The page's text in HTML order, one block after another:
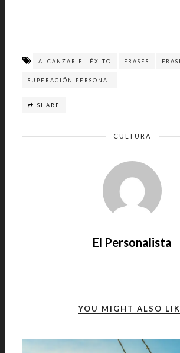
ALCANZAR EL ÉXITO FRASES
SUPERACIÓN PERSONAL
SHARE
CULTURA
El Personalista
YOU MIGHT ALSO